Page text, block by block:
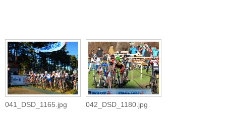
041_DSD_1165.jpg 042_DSD_1180.jpg